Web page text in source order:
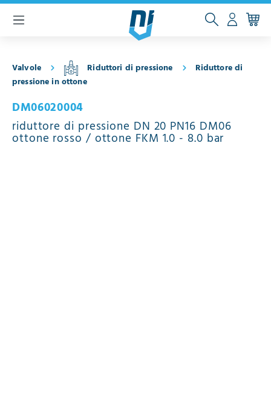
principale
Valvole Riduttori di pressione
Riduttore di
pressione in ottone
DM06020004
riduttore di pressione DN 20 PN16 DM06
ottone rosso / ottone FKM 1.0 - 8.0 bar